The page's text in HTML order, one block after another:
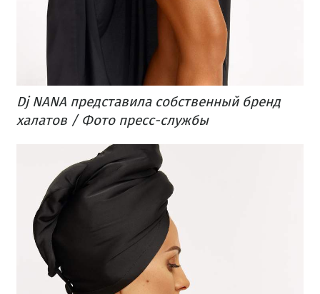
Dj NANA представила собственный бренд
халатов / Фото пресс-службы